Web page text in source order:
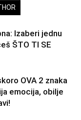
Izaberi jednu
ŠTO TI SE
OVA 2 znaka
emocija, obilje